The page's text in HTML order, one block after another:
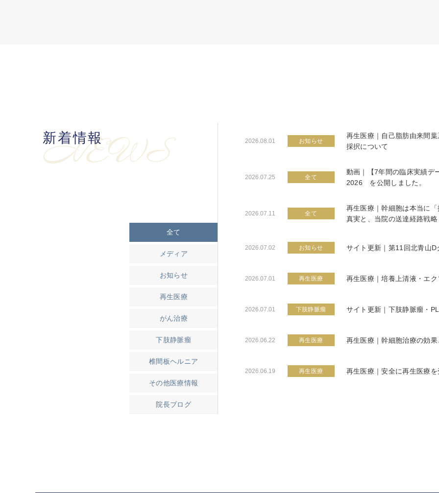
新着情報
NEWS
全て
メディア
お知らせ
再生医療
がん治療
下肢静脈瘤
椎間板ヘルニア
その他医療情報
院長ブログ
2026.08.01 お知らせ
再生医療｜自己脂肪由来間
採択について
2026.07.25 全て
動画｜【7年間の臨床実績デ
2026 を公開しました。
2026.07.11 全て
再生医療｜幹細胞は本当に
真実と、当院の送達経路戦略
2026.07.02 お知らせ サイト更新｜第11回北青山
2026.07.01 再生医療 再生医療｜培養上清液・エ
2026.07.01 下肢静脈瘤 サイト更新｜下肢静脈瘤・
2026.06.22 再生医療 再生医療｜幹細胞治療の効
2026.06.19 再生医療 再生医療｜安全に再生医療